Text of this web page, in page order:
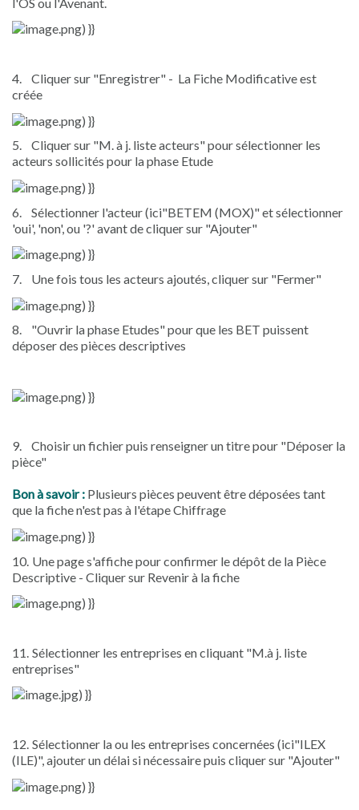
4.
Cliquer sur "Enregistrer" - La Fiche Modificative est
créée
5.
Cliquer sur "M. à j. liste acteurs" pour sélectionner les
acteurs sollicités pour la phase Etude
6.
Sélectionner l'acteur (ici"BETEM (MOX)" et sélectionner
'oui', 'non', ou '?' avant de cliquer sur "Ajouter"
7. Une fois tous les acteurs ajoutés, cliquer sur "Fermer"
8.
"Ouvrir la phase Etudes" pour que les BET puissent
déposer des pièces descriptives
9.
Choisir un fichier puis renseigner un titre pour "Déposer la
pièce"
Bon à savoir : Plusieurs pièces peuvent être déposées tant
que la fiche n'est pas à l'étape Chiffrage
10. Une page s'affiche pour confirmer le dépôt de la Pièce
Descriptive - Cliquer sur Revenir à la fiche
11. Sélectionner les entreprises en cliquant "M.à j. liste
entreprises"
12. Sélectionner la ou les entreprises concernées (ici"ILEX
(ILE)", ajouter un délai si nécessaire puis cliquer sur "Ajouter"